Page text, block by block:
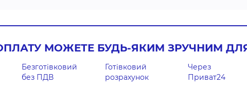
МОЖЕТЕ БУДЬ-ЯКИМ ЗРУЧНИМ
Безготівковий
без ПДВ
Готівковий
розрахунок
Через
Приват24